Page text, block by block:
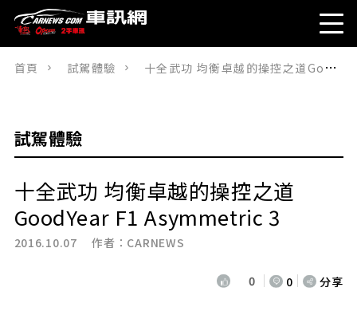
首頁 試駕體驗 十全武功 均衡卓越的操控之道GoodYear F1 Asymmetric 3
試駕體驗
十全武功 均衡卓越的操控之道
GoodYear F1 Asymmetric 3
2016.10.07 作者： CARNEWS
0 0 分享